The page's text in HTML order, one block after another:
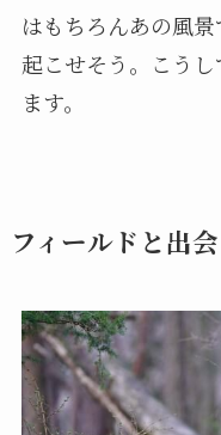
はもちろんあの風
起こせそう。こう
ます。
フィールドと出